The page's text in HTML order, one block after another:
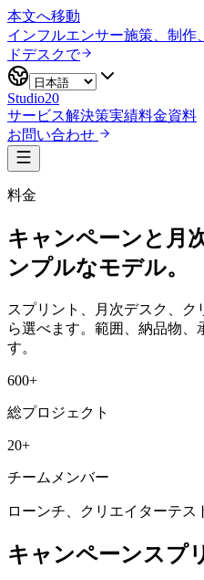
本文へ移動
インフルエンサー施策、制作
ドデスクで
Studio20
サービス解決策実績料金資料
お問い合わせ
料金
キャンペーンと月
ンプルなモデル。
スプリント、月次デスク、
ら選べます。範囲、納品物、
す。
600+
総プロジェクト
20+
チームメンバー
ローンチ、クリエイターテス
キャンペーンスプ